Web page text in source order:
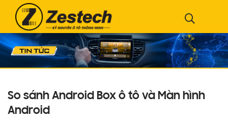
So sánh Android Box ô tô và Màn hình
Android